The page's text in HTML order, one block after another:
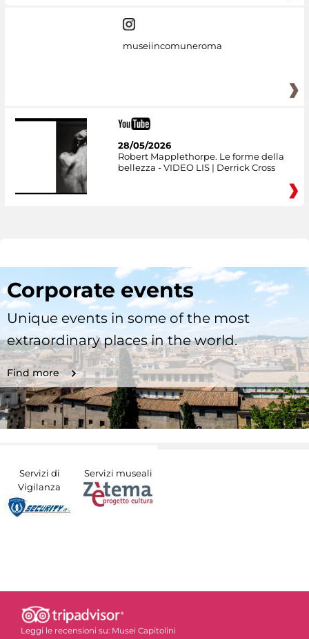
museiincomuneroma
28/05/2026
Robert Mapplethorpe. Le forme della
bellezza - VIDEO LIS | Derrick Cross
Corporate events
Unique events in some of the most
extraordinary places in the world.
Find more
Servizi di
Vigilanza
Servizi museali
Leggi le recensioni su: Musei Capitolini